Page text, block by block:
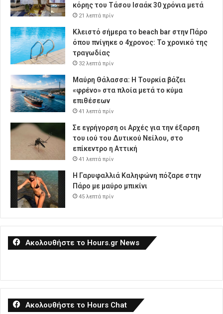
κόρης του Τάσου Ισαάκ 30 χρόνια μετά
21 λεπτά πρίν
Κλειστό σήμερα το beach bar στην Πάρο
όπου πνίγηκε ο 4χρονος: Το χρονικό της
τραγωδίας
32 λεπτά πρίν
Μαύρη Θάλασσα: Η Τουρκία βάζει
«φρένο» στα πλοία μετά το κύμα
επιθέσεων
41 λεπτά πρίν
Σε εγρήγορση οι Αρχές για την έξαρση
του ιού του Δυτικού Νείλου, στο
επίκεντρο η Αττική
41 λεπτά πρίν
Η Γαρυφαλλιά Καληφώνη πόζαρε στην
Πάρο με μαύρο μπικίνι
45 λεπτά πρίν
Ακολουθήστε το Hours.gr News
Ακολουθήστε το Hours Chat